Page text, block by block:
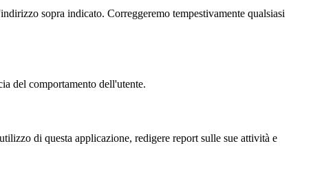
sopra indicato. Correggeremo tempestivamente qualsiasi
del comportamento dell'utente.
di questa applicazione, redigere report sulle sue attività e